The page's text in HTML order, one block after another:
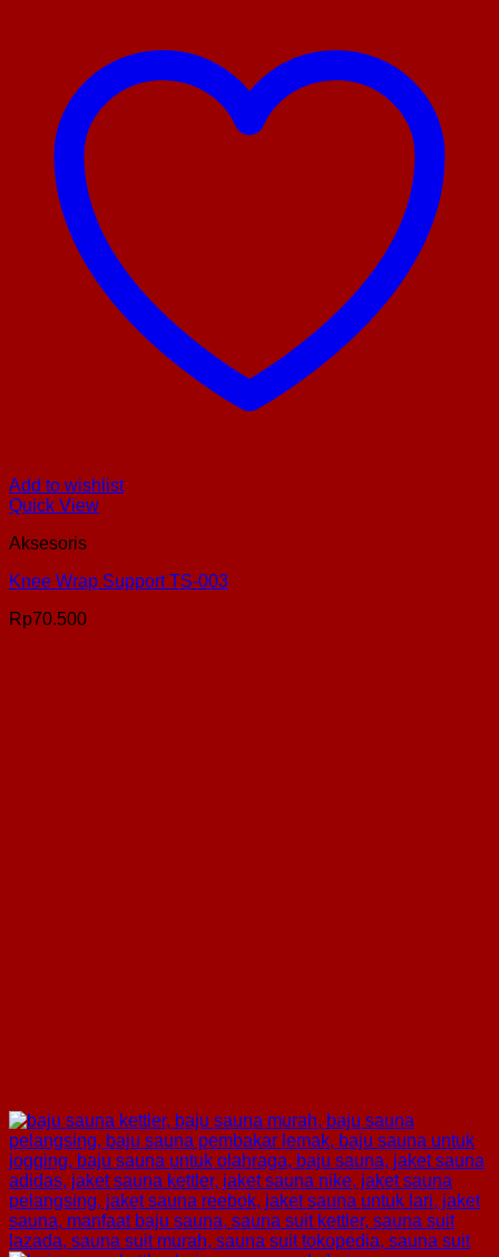
Add to wishlist
Quick View
Aksesoris
Knee Wrap Support TS-003
Rp70.500